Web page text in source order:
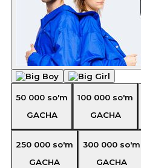
50 000 so'm
GACHA
100 000 so'm
GACHA
250 000 so'm
GACHA
300 000 so'm
GACHA